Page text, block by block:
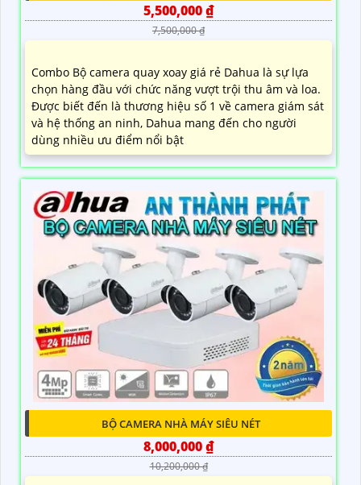
5,500,000 ₫
7,500,000 ₫
Combo Bộ camera quay xoay giá rẻ Dahua là sự lựa
chọn hàng đầu với chức năng vượt trội thu âm và loa.
Được biết đến là thương hiệu số 1 về camera giám sát
và hệ thống an ninh, Dahua mang đến cho người
dùng nhiều ưu điểm nổi bật
BỘ CAMERA NHÀ MÁY SIÊU NÉT
8,000,000 ₫
10,200,000 ₫